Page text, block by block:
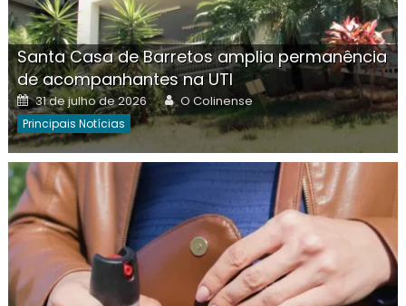
Santa Casa de Barretos amplia permanência
de acompanhantes na UTI
Posted
on
31 de julho de 2026 Author
O Colinense
Principais Notícias